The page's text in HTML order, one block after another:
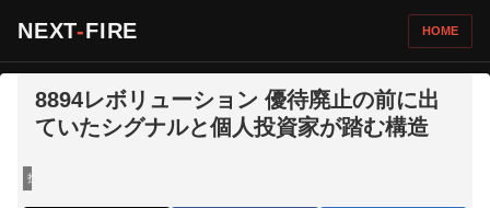
NEXT-FIRE HOME
8894レボリューション 優待廃止の前に出
ていたシグナルと個人投資家が踏む構造
投資・マーケット